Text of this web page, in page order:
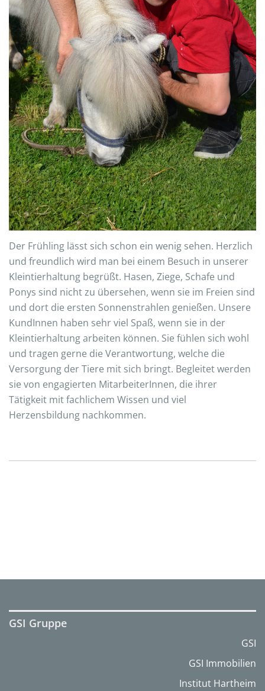
Der Frühling lässt sich schon ein wenig sehen. Herzlich
und freundlich wird man bei einem Besuch in unserer
Kleintierhaltung begrüßt. Hasen, Ziege, Schafe und
Ponys sind nicht zu übersehen, wenn sie im Freien sind
und dort die ersten Sonnenstrahlen genießen. Unsere
KundInnen haben sehr viel Spaß, wenn sie in der
Kleintierhaltung arbeiten können. Sie fühlen sich wohl
und tragen gerne die Verantwortung, welche die
Versorgung der Tiere mit sich bringt. Begleitet werden
sie von engagierten MitarbeiterInnen, die ihrer
Tätigkeit mit fachlichem Wissen und viel
Herzensbildung nachkommen.
GSI Gruppe
GSI
GSI Immobilien
Institut Hartheim